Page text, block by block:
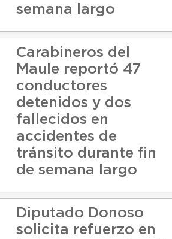
semana largo
Carabineros del
Maule reportó 47
conductores
detenidos y dos
fallecidos en
accidentes de
tránsito durante fin
de semana largo
Diputado Donoso
solicita refuerzo en